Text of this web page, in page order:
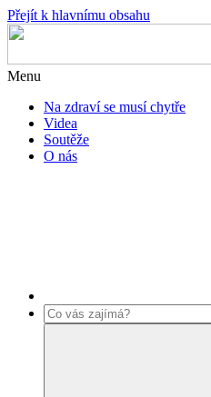
Přejít k hlavnímu obsahu
Menu
Na zdraví se musí chytře
Videa
Soutěže
O nás